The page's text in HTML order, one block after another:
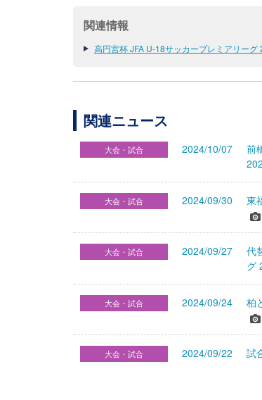
関連情報
高円宮杯 JFA U-18サッカープレミアリーグ
関連ニュース
大会・試合 2024/10/07
前
大会・試合 2024/09/30 東
大会・試合 2024/09/27
代
グ
大会・試合 2024/09/24 柏
大会・試合 2024/09/22 試